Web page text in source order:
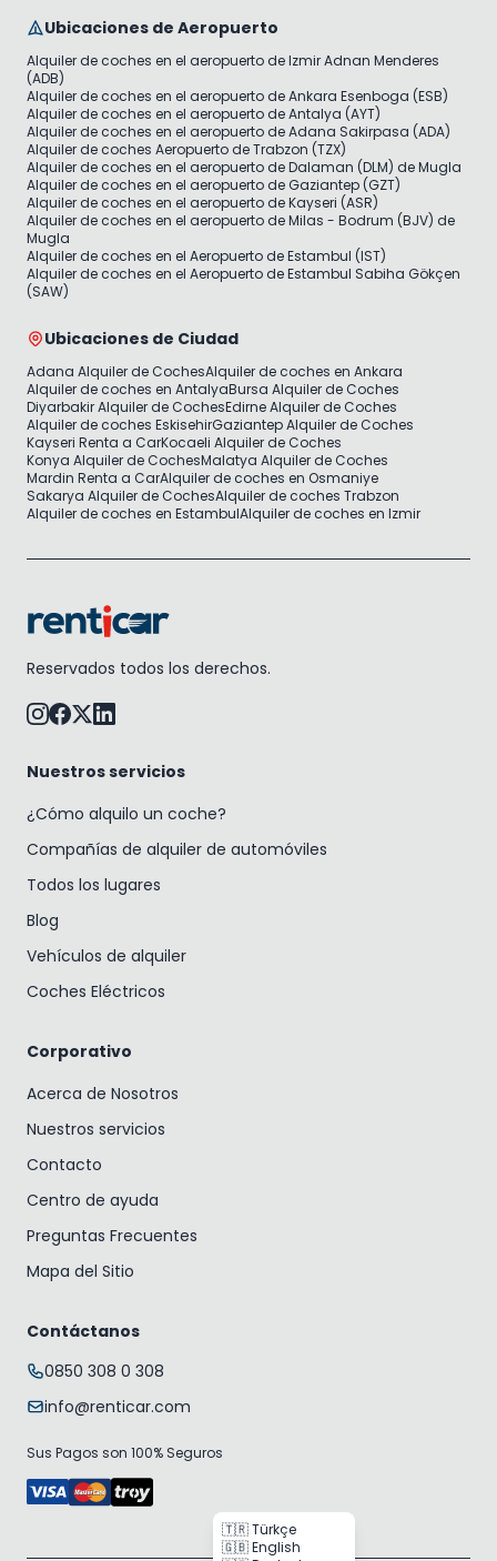
Ubicaciones de Aeropuerto
Alquiler de coches en el aeropuerto de Izmir Adnan Menderes
(ADB)
Alquiler de coches en el aeropuerto de Ankara Esenboga (ESB)
Alquiler de coches en el aeropuerto de Antalya (AYT)
Alquiler de coches en el aeropuerto de Adana Sakirpasa (ADA)
Alquiler de coches Aeropuerto de Trabzon (TZX)
Alquiler de coches en el aeropuerto de Dalaman (DLM) de Mugla
Alquiler de coches en el aeropuerto de Gaziantep (GZT)
Alquiler de coches en el aeropuerto de Kayseri (ASR)
Alquiler de coches en el aeropuerto de Milas - Bodrum (BJV) de
Mugla
Alquiler de coches en el Aeropuerto de Estambul (IST)
Alquiler de coches en el Aeropuerto de Estambul Sabiha Gökçen
(SAW)
Ubicaciones de Ciudad
Adana Alquiler de CochesAlquiler de coches en Ankara
Alquiler de coches en AntalyaBursa Alquiler de Coches
Diyarbakir Alquiler de CochesEdirne Alquiler de Coches
Alquiler de coches EskisehirGaziantep Alquiler de Coches
Kayseri Renta a CarKocaeli Alquiler de Coches
Konya Alquiler de CochesMalatya Alquiler de Coches
Mardin Renta a CarAlquiler de coches en Osmaniye
Sakarya Alquiler de CochesAlquiler de coches Trabzon
Alquiler de coches en EstambulAlquiler de coches en Izmir
Reservados todos los derechos.
Nuestros servicios
¿Cómo alquilo un coche?
Compañías de alquiler de automóviles
Todos los lugares
Blog
Vehículos de alquiler
Coches Eléctricos
Corporativo
Acerca de Nosotros
Nuestros servicios
Contacto
Centro de ayuda
Preguntas Frecuentes
Mapa del Sitio
Contáctanos
0850 308 0 308
info@renticar.com
Sus Pagos son 100% Seguros
🇹🇷 Türkçe
🇬🇧 English